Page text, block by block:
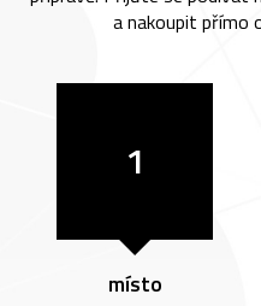
a nakoupit přímo
1
místo